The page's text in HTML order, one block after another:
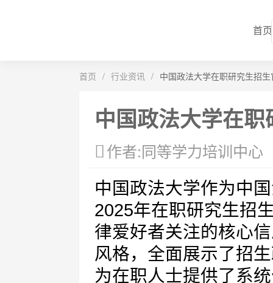
首页
首页 / 行业资讯 / 中国政法大学在职研究生招
中国政法大学在
作者:同等学力培训中心
中国政法大学作为中
2025年在职研究生招
律爱好者关注的核心
风格，全面展示了招
为在职人士提供了系